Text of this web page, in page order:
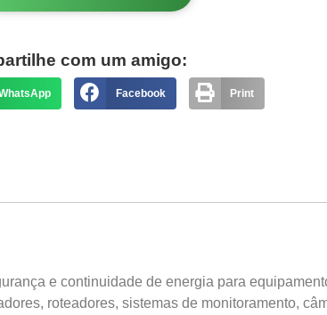
com um amigo:
Facebook Print
e continuidade de energia para
roteadores, sistemas de monitoramento,